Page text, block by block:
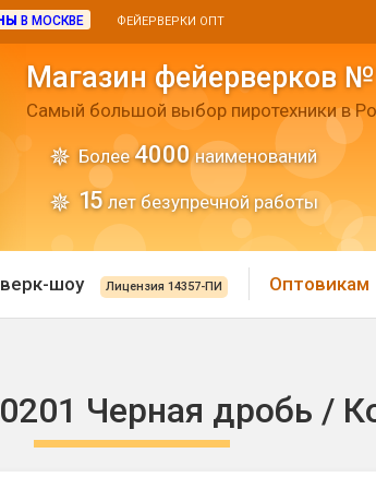
В МОСКВЕ ФЕЙЕРВЕРКИ ОПТ
Магазин фейерверков
Самый большой выбор пиротехники в
Более4000наименований
15 лет безупречной работы
Хлопушки и
шоу Лицензия 14357-ПИ Оптовикам
Черная дробь /